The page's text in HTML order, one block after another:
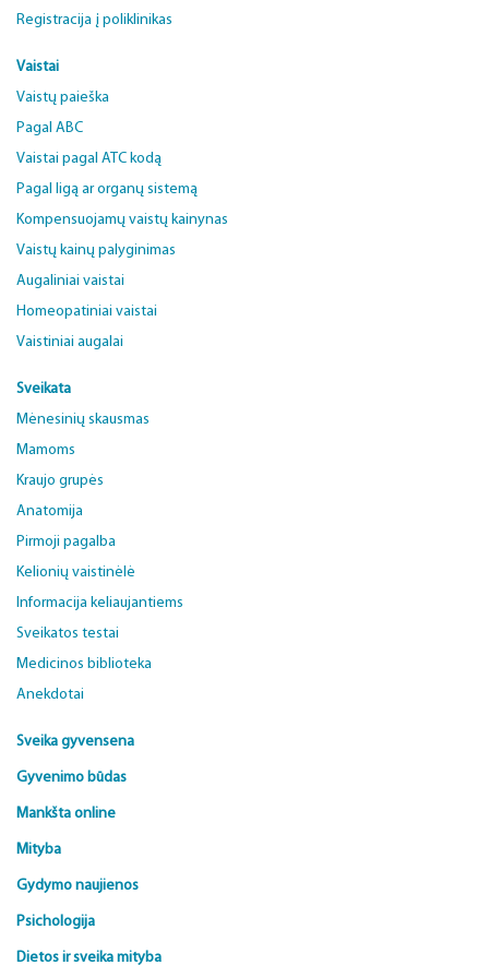
Registracija į poliklinikas
Vaistai
Vaistų paieška
Pagal ABC
Vaistai pagal ATC kodą
Pagal ligą ar organų sistemą
Kompensuojamų vaistų kainynas
Vaistų kainų palyginimas
Augaliniai vaistai
Homeopatiniai vaistai
Vaistiniai augalai
Sveikata
Mėnesinių skausmas
Mamoms
Kraujo grupės
Anatomija
Pirmoji pagalba
Kelionių vaistinėlė
Informacija keliaujantiems
Sveikatos testai
Medicinos biblioteka
Anekdotai
Sveika gyvensena
Gyvenimo būdas
Mankšta online
Mityba
Gydymo naujienos
Psichologija
Dietos ir sveika mityba